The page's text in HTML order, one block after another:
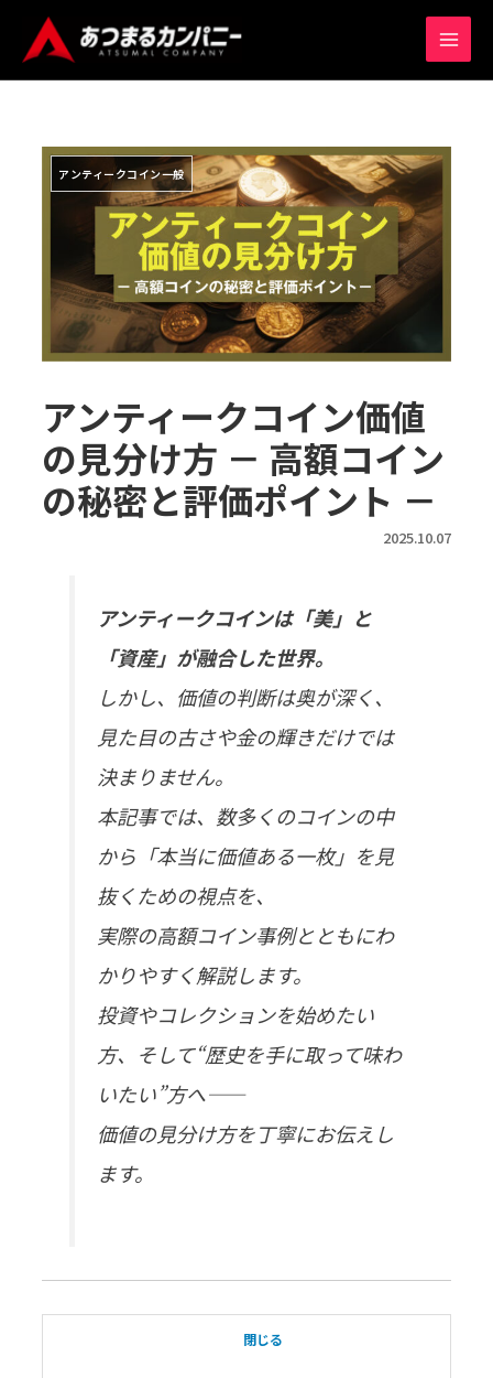
MAIN
アンティークコイン価値
の見分け方 － 高額コイン
の秘密と評価ポイント －
アンティークコイン一般
2025.10.07
アンティークコインは「美」と
「資産」が融合した世界。
しかし、価値の判断は奥が深く、
見た目の古さや金の輝きだけでは
決まりません。
本記事では、数多くのコインの中
から「本当に価値ある一枚」を見
抜くための視点を、
実際の高額コイン事例とともにわ
かりやすく解説します。
投資やコレクションを始めたい
方、そして“歴史を手に取って味わ
いたい”方へ――
価値の見分け方を丁寧にお伝えし
ます。
閉じる